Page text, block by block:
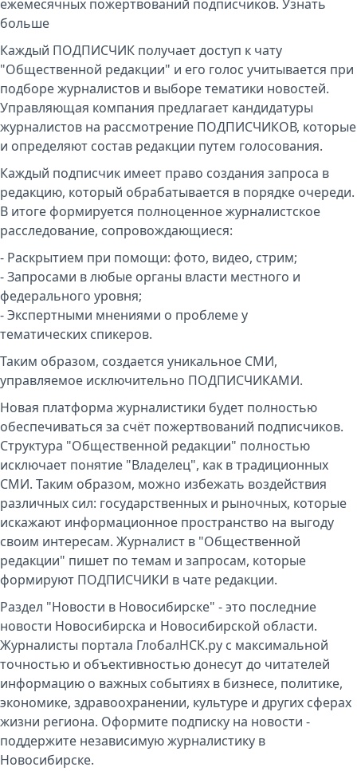
ежемесячных пожертвований подписчиков. Узнать
больше
Каждый ПОДПИСЧИК получает доступ к чату
"Общественной редакции" и его голос учитывается при
подборе журналистов и выборе тематики новостей.
Управляющая компания предлагает кандидатуры
журналистов на рассмотрение ПОДПИСЧИКОВ, которые
и определяют состав редакции путем голосования.
Каждый подписчик имеет право создания запроса в
редакцию, который обрабатывается в порядке очереди.
В итоге формируется полноценное журналистское
расследование, сопровождающиеся:
- Раскрытием при помощи: фото, видео, стрим;
- Запросами в любые органы власти местного и
федерального уровня;
- Экспертными мнениями о проблеме у
тематических спикеров.
Таким образом, создается уникальное СМИ,
управляемое исключительно ПОДПИСЧИКАМИ.
Новая платформа журналистики будет полностью
обеспечиваться за счёт пожертвований подписчиков.
Структура "Общественной редакции" полностью
исключает понятие "Владелец", как в традиционных
СМИ. Таким образом, можно избежать воздействия
различных сил: государственных и рыночных, которые
искажают информационное пространство на выгоду
своим интересам. Журналист в "Общественной
редакции" пишет по темам и запросам, которые
формируют ПОДПИСЧИКИ в чате редакции.
Раздел "Новости в Новосибирске" - это последние
новости Новосибирска и Новосибирской области.
Журналисты портала ГлобалНСК.ру с максимальной
точностью и объективностью донесут до читателей
информацию о важных событиях в бизнесе, политике,
экономике, здравоохранении, культуре и других сферах
жизни региона. Оформите подписку на новости -
поддержите независимую журналистику в
Новосибирске.